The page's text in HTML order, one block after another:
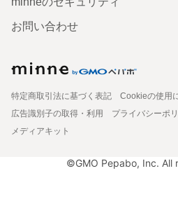
お問い合わせ
特定商取引法に基づく表記
Cookieの使用
広告識別子の取得・利用
プライバシーポ
メディアキット
©GMO Pepabo, Inc. All